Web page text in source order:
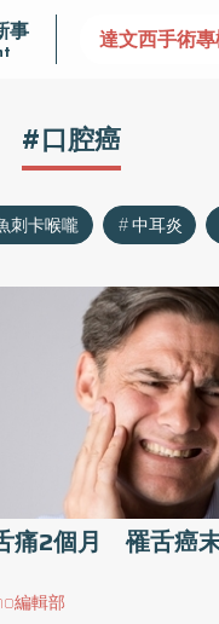
事
骼健康 達文西手術
#口腔癌
刺卡喉嚨 中耳炎
痛2個月 罹舌癌
編輯部